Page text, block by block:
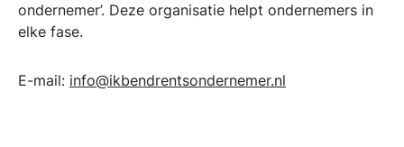
ondernemer’. Deze organisatie helpt ondernemers in
elke fase.
E-mail: info@ikbendrentsondernemer.nl